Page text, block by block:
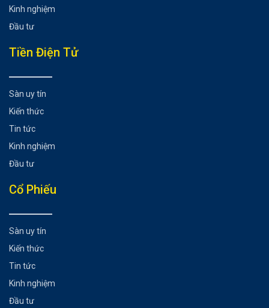
App đầu tư tiền ảo FBS Trader
Kết luận
Có thể bạn chưa biết
Kinh nghiệm
Đầu tư
Tiền Điện Tử
Sàn uy tín
Kiến thức
Tin tức
Kinh nghiệm
Đầu tư
Cổ Phiếu
Sàn uy tín
Kiến thức
Tin tức
Kinh nghiệm
Đầu tư